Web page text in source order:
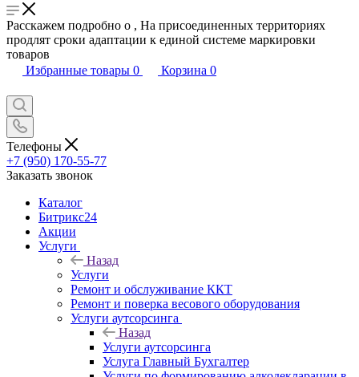
Расскажем подробно о , На присоединенных территориях
продлят сроки адаптации к единой системе маркировки
товаров
Избранные товары 0 Корзина 0
Телефоны
+7 (950) 170-55-77
Заказать звонок
Каталог
Битрикс24
Акции
Услуги
Назад
Услуги
Ремонт и обслуживание ККТ
Ремонт и поверка весового оборудования
Услуги аутсорсинга
Назад
Услуги аутсорсинга
Услуга Главный Бухгалтер